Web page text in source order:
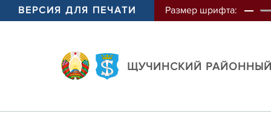
ВЕРСИЯ ДЛЯ ПЕЧАТИ Размер шрифта:
ЩУЧИНСКИЙ